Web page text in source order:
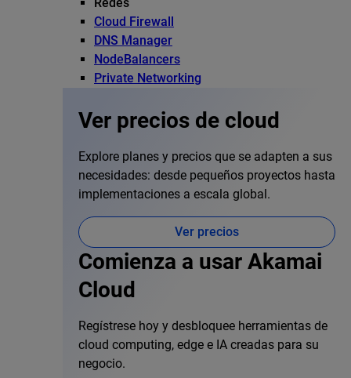
Redes
Cloud Firewall
DNS Manager
NodeBalancers
Private Networking
Ver precios de cloud
Explore planes y precios que se adapten a sus
necesidades: desde pequeños proyectos hasta
implementaciones a escala global.
Ver precios
Comienza a usar Akamai
Cloud
Regístrese hoy y desbloquee herramientas de
cloud computing, edge e IA creadas para su
negocio.